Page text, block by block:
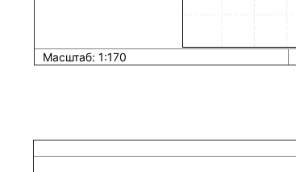
Масштаб: 1:170